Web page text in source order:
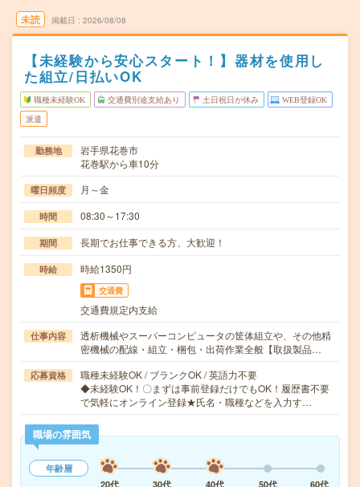
未読 掲載日 2026/08/08
【未経験から安心スタート！】器材を使用し
た組立/日払いOK
職種未経験OK 交通費別途支給あり 土日祝日が休み WEB登録OK
派遣
勤務地
岩手県花巻市
花巻駅から車10分
曜日頻度 月～金
時間 08:30～17:30
期間 長期でお仕事できる方、大歓迎！
時給 時給1350円
交通費
交通費規定内支給
仕事内容
透析機械やスーパーコンピュータの筐体組立や、その他精
密機械の配線・組立・梱包・出荷作業全般【取扱製品…
応募資格
職種未経験OK / ブランクOK / 英語力不要
◆未経験OK！〇まずは事前登録だけでもOK！履歴書不要
で気軽にオンライン登録★氏名・職種などを入力す…
職場の雰囲気
年齢層
20代
30代 40代 50代 60代